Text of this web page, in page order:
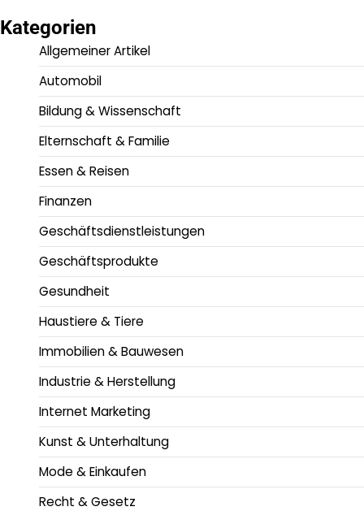
Kategorien
Allgemeiner Artikel
Automobil
Bildung & Wissenschaft
Elternschaft & Familie
Essen & Reisen
Finanzen
Geschäftsdienstleistungen
Geschäftsprodukte
Gesundheit
Haustiere & Tiere
Immobilien & Bauwesen
Industrie & Herstellung
Internet Marketing
Kunst & Unterhaltung
Mode & Einkaufen
Recht & Gesetz